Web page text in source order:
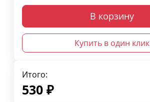
В корзину
Купить в один клик
Итого:
530 ₽